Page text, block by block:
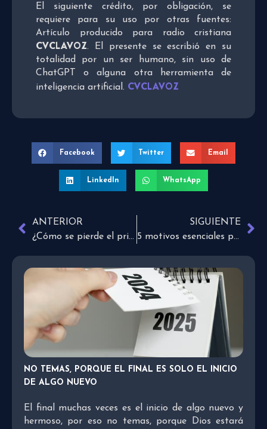
El siguiente crédito, por obligación, se
requiere para su uso por otras fuentes:
Artículo producido para radio cristiana
CVCLAVOZ. El presente se escribió en su
totalidad por un ser humano, sin uso de
ChatGPT o alguna otra herramienta de
inteligencia artificial. CVCLAVOZ
Facebook Twitter Email
LinkedIn WhatsApp
ANTERIOR
¿Cómo se pierde el primer amor con Dios?
SIGUIENTE
5 motivos esenciales para orar
NO TEMAS, PORQUE EL FINAL ES SOLO EL INICIO
DE ALGO NUEVO
El final muchas veces es el inicio de algo nuevo y
hermoso, por eso no temas, porque Dios estará